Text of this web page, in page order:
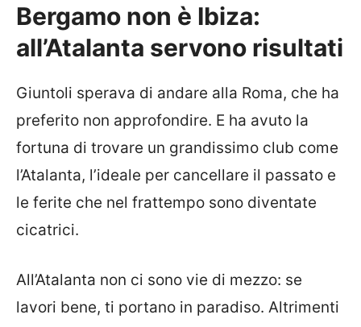
Bergamo non è Ibiza:
all’Atalanta servono risultati
Giuntoli sperava di andare alla Roma, che ha
preferito non approfondire. E ha avuto la
fortuna di trovare un grandissimo club come
l’Atalanta, l’ideale per cancellare il passato e
le ferite che nel frattempo sono diventate
cicatrici.
All’Atalanta non ci sono vie di mezzo: se
lavori bene, ti portano in paradiso. Altrimenti